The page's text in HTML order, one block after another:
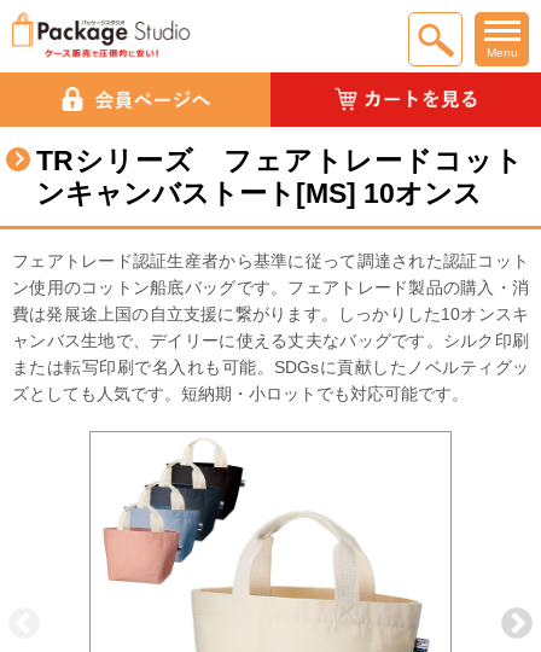
Menu
TRシリーズ フェアトレードコット
ンキャンバストート[MS] 10オンス
フェアトレード認証生産者から基準に従って調達された認証コット
ン使用のコットン船底バッグです。フェアトレード製品の購入・消
費は発展途上国の自立支援に繋がります。しっかりした10オンスキ
ャンバス生地で、デイリーに使える丈夫なバッグです。シルク印刷
または転写印刷で名入れも可能。SDGsに貢献したノベルティグッ
ズとしても人気です。短納期・小ロットでも対応可能です。